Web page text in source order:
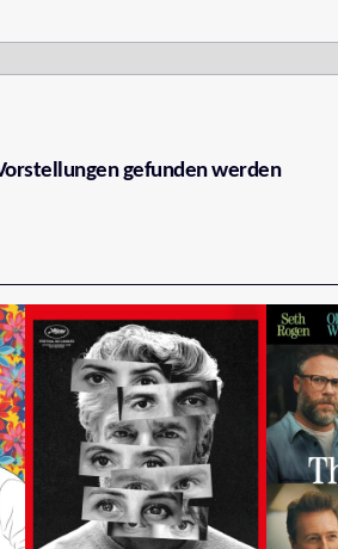
gefunden werden